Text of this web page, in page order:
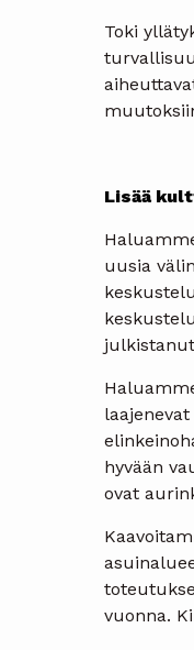
Toki
Lisää
uusia
hyvään
ovat
vuonna.